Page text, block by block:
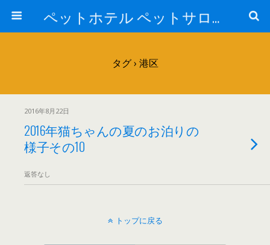
ペットホテル ペットサロン トリミングサロン 東京 ヌーノクラブのブログ
タグ › 港区
2016年8月22日
2016年猫ちゃんの夏のお泊りの
様子その10
返答なし
トップに戻る